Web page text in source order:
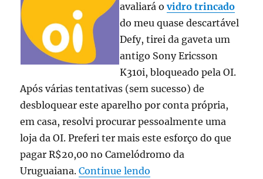
avaliará ovidro trincado
do meu quase descartável
Defy, tirei da gaveta um
antigo Sony Ericsson
K310i, bloqueado pela OI.
Após várias tentativas (sem sucesso) de
desbloquear este aparelho por conta própria,
em casa, resolvi procurar pessoalmente uma
loja da OI. Preferi ter mais este esforço do que
pagar R$20,00 no Camelódromo da
Uruguaiana.Continue lendo